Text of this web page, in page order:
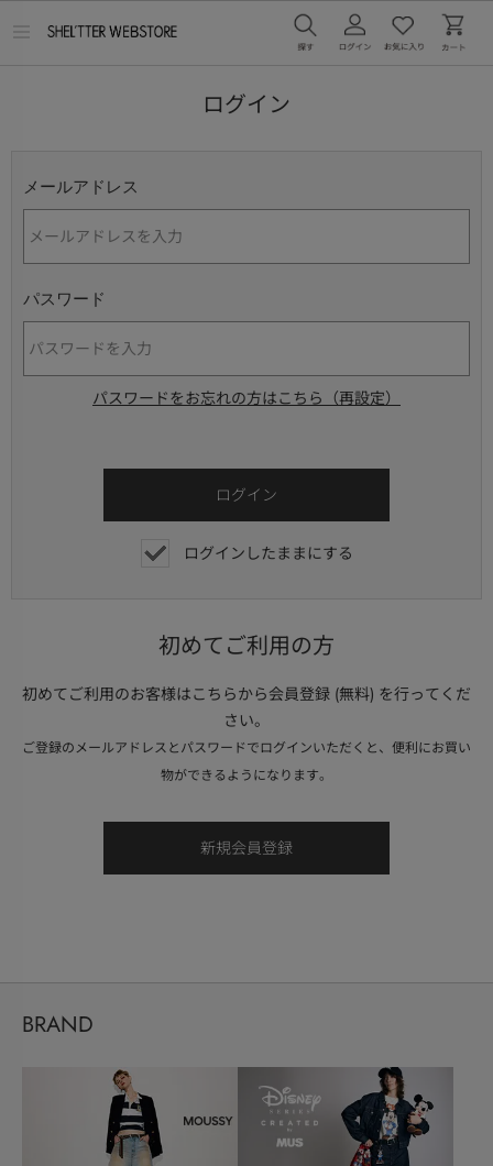
ログイン
メールアドレス
パスワード
パスワードをお忘れの方はこちら（再設定）
ログインしたままにする
初めてご利用の方
初めてご利用のお客様はこちらから会員登録 (無料) を行ってくだ
さい。
ご登録のメールアドレスとパスワードでログインいただくと、便利にお買い
物ができるようになります。
BRAND